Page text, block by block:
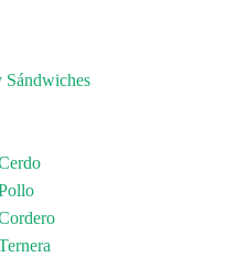
Sándwiches